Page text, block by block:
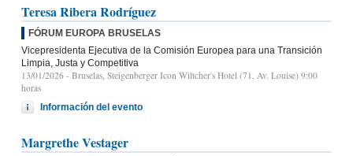
Teresa Ribera Rodríguez
FÓRUM EUROPA BRUSELAS
Vicepresidenta Ejecutiva de la Comisión Europea para una Transición
Limpia, Justa y Competitiva
13/01/2026 - Bruselas, Steigenberger Icon Wiltcher's Hotel (71, Av. Louise) 9:00
horas
Información del evento
Margrethe Vestager